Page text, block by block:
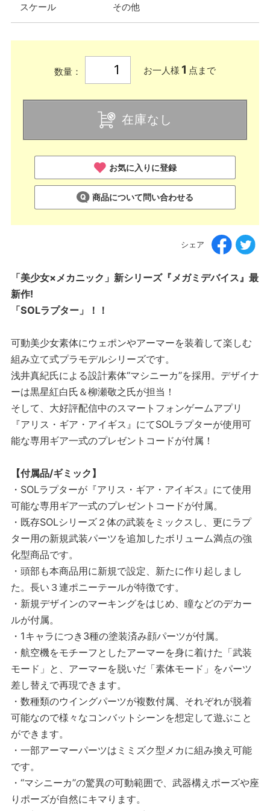
スケール その他
数量： お一人様 1 点まで
在庫なし
お気に入りに登録
商品について問い合わせる
シェア
「美少女×メカニック」新シリーズ『メガミデバイス』最
新作!
「SOLラプター」！！
可動美少女素体にウェポンやアーマーを装着して楽しむ
組み立て式プラモデルシリーズです。
浅井真紀氏による設計素体“マシニーカ”を採用。デザイナ
ーは黒星紅白氏＆柳瀬敬之氏が担当！
そして、大好評配信中のスマートフォンゲームアプリ
『アリス・ギア・アイギス』にてSOLラプターが使用可
能な専用ギア一式のプレゼントコードが付属！
【付属品/ギミック】
・SOLラプターが『アリス・ギア・アイギス』にて使用
可能な専用ギア一式のプレゼントコードが付属。
・既存SOLシリーズ２体の武装をミックスし、更にラプ
ター用の新規武装パーツを追加したボリューム満点の強
化型商品です。
・頭部も本商品用に新規で設定、新たに作り起しまし
た。長い３連ポニーテールが特徴です。
・新規デザインのマーキングをはじめ、瞳などのデカー
ルが付属。
・1キャラにつき3種の塗装済み顔パーツが付属。
・航空機をモチーフとしたアーマーを身に着けた「武装
モード」と、アーマーを脱いだ「素体モード」をパーツ
差し替えで再現できます。
・数種類のウイングパーツが複数付属、それぞれが脱着
可能なので様々なコンバットシーンを想定して遊ぶこと
ができます。
・一部アーマーパーツはミミズク型メカに組み換え可能
です。
・“マシニーカ”の驚異の可動範囲で、武器構えポーズや座
りポーズが自然にキマります。